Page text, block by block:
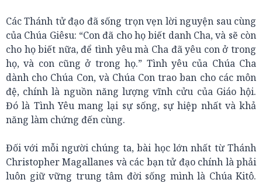
Các Thánh tử đạo đã sống trọn vẹn lời nguyện sau cùng
của Chúa Giêsu: “Con đã cho họ biết danh Cha, và sẽ còn
cho họ biết nữa, để tình yêu mà Cha đã yêu con ở trong
họ, và con cũng ở trong họ.” Tình yêu của Chúa Cha
dành cho Chúa Con, và Chúa Con trao ban cho các môn
đệ, chính là nguồn năng lượng vĩnh cửu của Giáo hội.
Đó là Tình Yêu mang lại sự sống, sự hiệp nhất và khả
năng làm chứng đến cùng.
Đối với mỗi người chúng ta, bài học lớn nhất từ Thánh
Christopher Magallanes và các bạn tử đạo chính là phải
luôn giữ vững trung tâm đời sống mình là Chúa Kitô.